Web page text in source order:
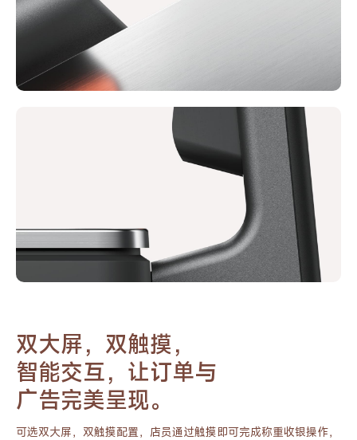
双大屏，双触摸，
智能交互，让订单与
广告完美呈现。
可选双大屏，双触摸配置，店员通过触摸即可完成称重收银操作，